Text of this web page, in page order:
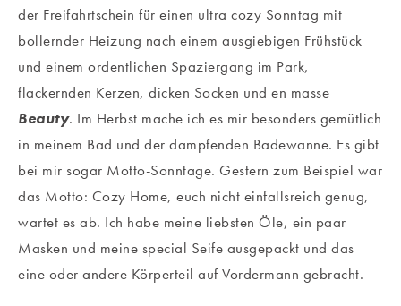
der Freifahrtschein für einen ultra cozy Sonntag mit
bollernder Heizung nach einem ausgiebigen Frühstück
und einem ordentlichen Spaziergang im Park,
flackernden Kerzen, dicken Socken und en masse
Beauty. Im Herbst mache ich es mir besonders gemütlich
in meinem Bad und der dampfenden Badewanne. Es gibt
bei mir sogar Motto-Sonntage. Gestern zum Beispiel war
das Motto: Cozy Home, euch nicht einfallsreich genug,
wartet es ab. Ich habe meine liebsten Öle, ein paar
Masken und meine special Seife ausgepackt und das
eine oder andere Körperteil auf Vordermann gebracht.